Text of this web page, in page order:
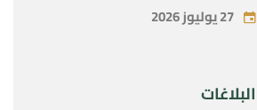
SAS »27 يوليوز 2026
البلاغات